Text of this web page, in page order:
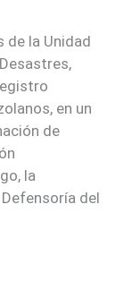
de la Unidad
en un
de
la
del